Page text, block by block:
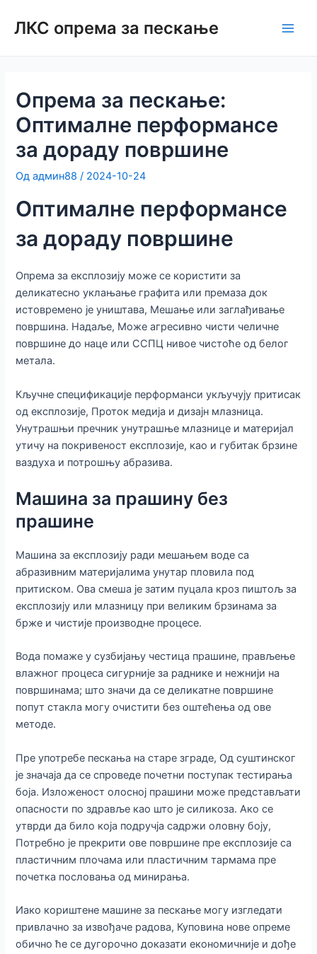
ЛКС опрема за пескање
Опрема за пескање:
Оптималне перформансе
за дораду површине
Одадмин88/ 2024-10-24
Оптималне перформансе
за дораду површине
Опрема за експлозију може се користити за
деликатесно уклањање графита или премаза док
истовремено је уништава, Мешање или заглађивање
површина. Надаље, Може агресивно чисти челичне
површине до наце или ССПЦ нивое чистоће од белог
метала.
Кључне спецификације перформанси укључују притисак
од експлозије, Проток медија и дизајн млазница.
Унутрашњи пречник унутрашње млазнице и материјал
утичу на покривеност експлозије, као и губитак брзине
ваздуха и потрошњу абразива.
Машина за прашину без
прашине
Машина за експлозију ради мешањем воде са
абразивним материјалима унутар пловила под
притиском. Ова смеша је затим пуцала кроз пиштољ за
експлозију или млазницу при великим брзинама за
брже и чистије производне процесе.
Вода помаже у сузбијању честица прашине, прављење
влажног процеса сигурније за раднике и нежнији на
површинама; што значи да се деликатне површине
попут стакла могу очистити без оштећења од ове
методе.
Пре употребе пескања на старе зграде, Од суштинског
је значаја да се спроведе почетни поступак тестирања
боја. Изложеност олосној прашини може представљати
опасности по здравље као што је силикоза. Ако се
утврди да било која подручја садржи оловну боју,
Потребно је прекрити ове површине пре експлозије са
пластичним плочама или пластичним тармама пре
почетка пословања од минирања.
Иако кориштене машине за пескање могу изгледати
привлачно за извођаче радова, Куповина нове опреме
обично ће се дугорочно доказати економичније и дође